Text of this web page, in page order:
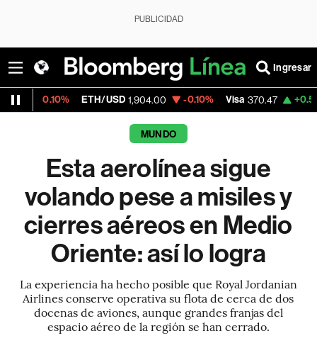
PUBLICIDAD
Ingresar
ETH/USD 1,904.00 -0.10% Visa 370.47 +0.52%
MUNDO
Esta aerolínea sigue
volando pese a misiles y
cierres aéreos en Medio
Oriente: así lo logra
La experiencia ha hecho posible que Royal Jordanian
Airlines conserve operativa su flota de cerca de dos
docenas de aviones, aunque grandes franjas del
espacio aéreo de la región se han cerrado.